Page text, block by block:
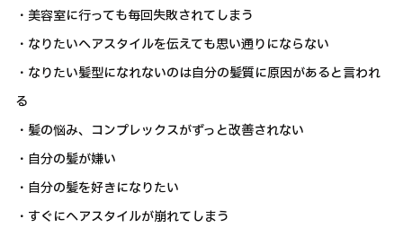
・美容室に行っても毎回失敗されてしまう
・なりたいヘアスタイルを伝えても思い通りにならない
・なりたい髪型になれないのは自分の髪質に原因があると言われ
る
・髪の悩み、コンプレックスがずっと改善されない
・自分の髪が嫌い
・自分の髪を好きになりたい
・すぐにヘアスタイルが崩れてしまう